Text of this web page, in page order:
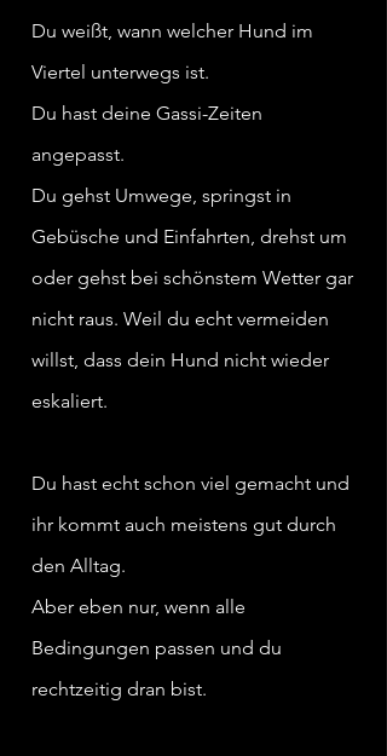
Du weißt, wann welcher Hund im
Viertel unterwegs ist.
Du hast deine Gassi-Zeiten
angepasst.
Du gehst Umwege, springst in
Gebüsche und Einfahrten, drehst um
oder gehst bei schönstem Wetter gar
nicht raus. Weil du echt vermeiden
willst, dass dein Hund nicht wieder
eskaliert.
Du hast echt schon viel gemacht und
ihr kommt auch meistens gut durch
den Alltag.
Aber eben nur, wenn alle
Bedingungen passen und du
rechtzeitig dran bist.